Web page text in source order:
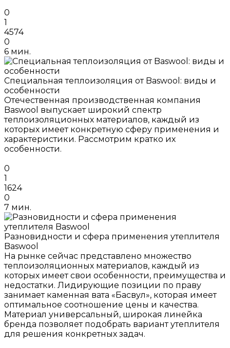
0
1
4574
0
6 мин.
Специальная теплоизоляция от Baswool: виды и
особенности
Отечественная производственная компания
Baswool выпускает широкий спектр
теплоизоляционных материалов, каждый из
которых имеет конкретную сферу применения и
характеристики. Рассмотрим кратко их
особенности.
0
1
1624
0
7 мин.
Разновидности и сфера применения утеплителя
Baswool
На рынке сейчас представлено множество
теплоизоляционных материалов, каждый из
которых имеет свои особенности, преимущества и
недостатки. Лидирующие позиции по праву
занимает каменная вата «Басвул», которая имеет
оптимальное соотношение цены и качества.
Материал универсальный, широкая линейка
бренда позволяет подобрать вариант утеплителя
для решения конкретных задач.